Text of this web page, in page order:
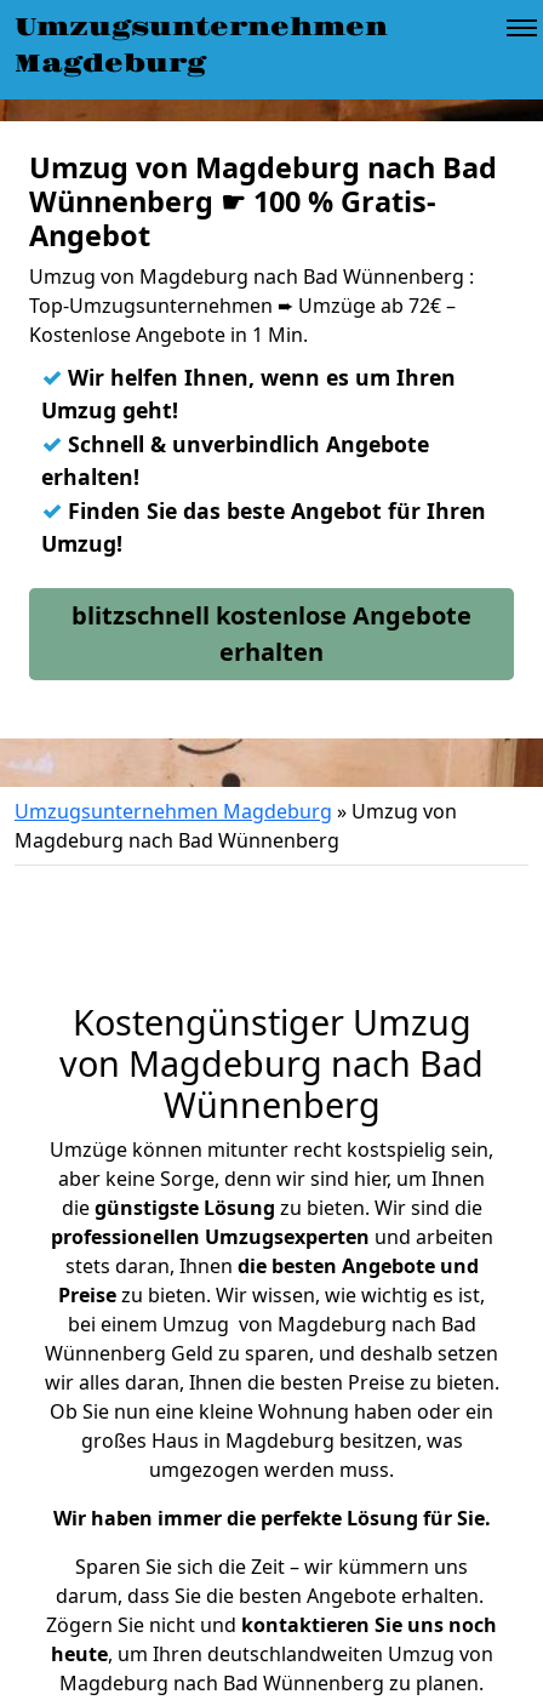
Umzugsunternehmen
Magdeburg
Umzug von Magdeburg nach Bad
Wünnenberg ☛ 100 % Gratis-
Angebot
Umzug von Magdeburg nach Bad Wünnenberg :
Top-Umzugsunternehmen ➨ Umzüge ab 72€ –
Kostenlose Angebote in 1 Min.
✓ Wir helfen Ihnen, wenn es um Ihren
Umzug geht!
✓ Schnell & unverbindlich Angebote
erhalten!
✓ Finden Sie das beste Angebot für Ihren
Umzug!
blitzschnell kostenlose Angebote
erhalten
Umzugsunternehmen Magdeburg » Umzug von
Magdeburg nach Bad Wünnenberg
Kostengünstiger Umzug
von Magdeburg nach Bad
Wünnenberg
Umzüge können mitunter recht kostspielig sein,
aber keine Sorge, denn wir sind hier, um Ihnen
diegünstigste Lösung zu bieten. Wir sind die
professionellen Umzugsexperten und arbeiten
stets daran, Ihnen die besten Angebote und
Preisezu bieten. Wir wissen, wie wichtig es ist,
bei einem Umzug von Magdeburg nach Bad
Wünnenberg Geld zu sparen, und deshalb setzen
wir alles daran, Ihnen die besten Preise zu bieten.
Ob Sie nun eine kleine Wohnung haben oder ein
großes Haus in Magdeburg besitzen, was
umgezogen werden muss.
Wir haben immer die perfekte Lösung für Sie.
Sparen Sie sich die Zeit – wir kümmern uns
darum, dass Sie die besten Angebote erhalten.
Zögern Sie nicht und kontaktieren Sie uns noch
heute, um Ihren deutschlandweiten Umzug von
Magdeburg nach Bad Wünnenberg zu planen.